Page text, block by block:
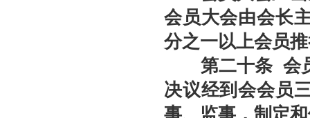
会员大会由会长
分之一以上会员
第二十条 会
决议经到会会员